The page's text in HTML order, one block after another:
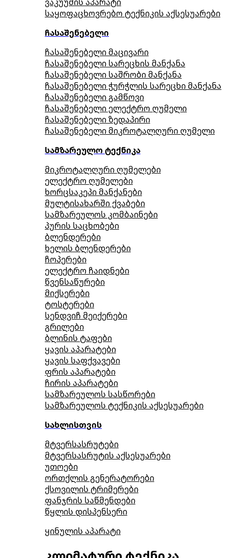
საყოფაცხოვრებო ტექნიკის აქსესუარები
ჩასაშენებელი
ჩასაშენებელი მაცივარი
ჩასაშენებელი სარეცხის მანქანა
ჩასაშენებელი საშრობი მანქანა
ჩასაშენებელი ჭურჭლის სარეცხი მანქანა
ჩასაშენებელი გამწოვი
ჩასაშენებელი ელექტრო ღუმელი
ჩასაშენებელი ზედაპირი
ჩასაშენებელი მიკროტალღური ღუმელი
სამზარეულო ტექნიკა
მიკროტალღური ღუმელები
ელექტრო ღუმელები
ხორცსაკეპი მანქანები
მულტისახარში ქვაბები
სამზარეულოს კომბაინები
პურის საცხობები
ბლენდერები
ხელის ბლენდერები
ჩოპერები
ელექტრო ჩაიდნები
წვენსაწურები
მიქსერები
ტოსტერები
სენდვიჩ მეიქერები
გრილები
ბლინის ტაფები
ყავის აპარატები
ყავის საფქვავები
ფრის აპარატები
ჩირის აპარატები
სამზარეულოს სასწორები
სამზარეულოს ტექნიკის აქსესუარები
სახლისთვის
მტვერსასრუტები
მტვერსასრუტის აქსესუარები
უთოები
ორთქლის გენერატორები
ქსოვილის ტრიმერები
ფანჯრის საწმენდები
წყლის დისპენსერი
ყინულის აპარატი